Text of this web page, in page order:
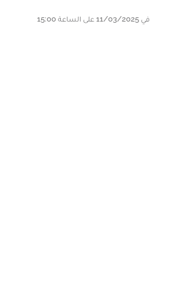
في 11/03/2025 على الساعة 15:00